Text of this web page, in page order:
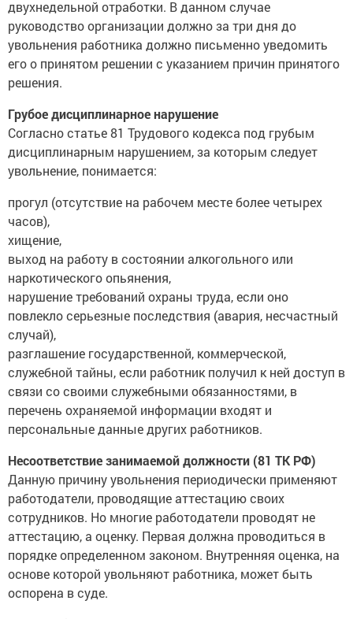
двухнедельной отработки. В данном случае
руководство организации должно за три дня до
увольнения работника должно письменно уведомить
его о принятом решении с указанием причин принятого
решения.
Грубое дисциплинарное нарушение
Согласно статье 81 Трудового кодекса под грубым
дисциплинарным нарушением, за которым следует
увольнение, понимается:
прогул (отсутствие на рабочем месте более четырех
часов),
хищение,
выход на работу в состоянии алкогольного или
наркотического опьянения,
нарушение требований охраны труда, если оно
повлекло серьезные последствия (авария, несчастный
случай),
разглашение государственной, коммерческой,
служебной тайны, если работник получил к ней доступ в
связи со своими служебными обязанностями, в
перечень охраняемой информации входят и
персональные данные других работников.
Несоответствие занимаемой должности (81 ТК РФ)
Данную причину увольнения периодически применяют
работодатели, проводящие аттестацию своих
сотрудников. Но многие работодатели проводят не
аттестацию, а оценку. Первая должна проводиться в
порядке определенном законом. Внутренняя оценка, на
основе которой увольняют работника, может быть
оспорена в суде.